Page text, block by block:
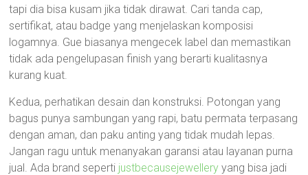
tapi dia bisa kusam jika tidak dirawat. Cari tanda cap,
sertifikat, atau badge yang menjelaskan komposisi
logamnya. Gue biasanya mengecek label dan memastikan
tidak ada pengelupasan finish yang berarti kualitasnya
kurang kuat.
Kedua, perhatikan desain dan konstruksi. Potongan yang
bagus punya sambungan yang rapi, batu permata terpasang
dengan aman, dan paku anting yang tidak mudah lepas.
Jangan ragu untuk menanyakan garansi atau layanan purna
jual. Ada brand seperti justbecausejewellery yang bisa jadi